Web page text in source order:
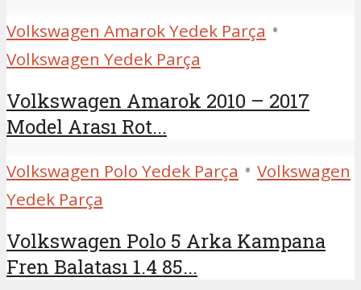
Volkswagen Amarok Yedek Parça •
Volkswagen Yedek Parça
Volkswagen Amarok 2010 – 2017
Model Arası Rot...
Volkswagen Polo Yedek Parça • Volkswagen
Yedek Parça
Volkswagen Polo 5 Arka Kampana
Fren Balatası 1.4 85...